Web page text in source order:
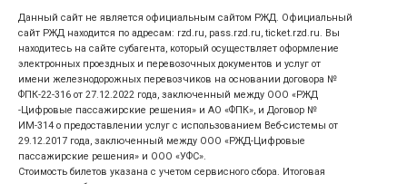
Данный сайт не является официальным сайтом РЖД. Официальный
сайт РЖД находится по адресам: rzd.ru, pass.rzd.ru, ticket.rzd.ru. Вы
находитесь на сайте субагента, который осуществляет оформление
электронных проездных и перевозочных документов и услуг от
имени железнодорожных перевозчиков на основании договора №
ФПК-22-316 от 27.12.2022 года, заключенный между ООО «РЖД
-Цифровые пассажирские решения» и АО «ФПК», и Договор №
ИМ-314 о предоставлении услуг с использованием Веб-системы от
29.12.2017 года, заключенный между ООО «РЖД-Цифровые
пассажирские решения» и ООО «УФС».
Стоимость билетов указана с учетом сервисного сбора. Итоговая